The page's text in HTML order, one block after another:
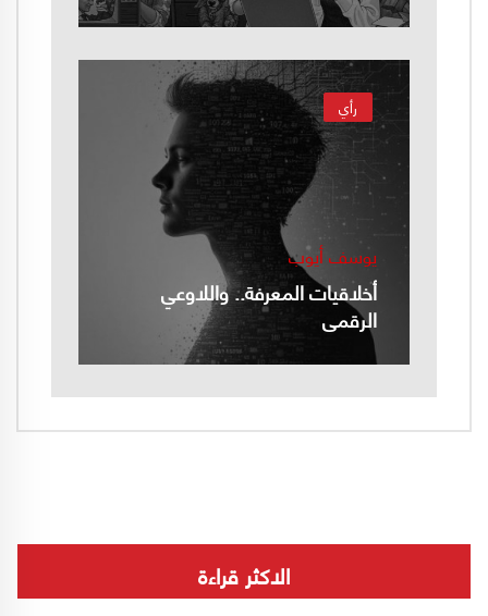
رأي
يوسف أيوب
أخلاقيات المعرفة.. واللاوعي
الرقمي
الاكثر قراءة